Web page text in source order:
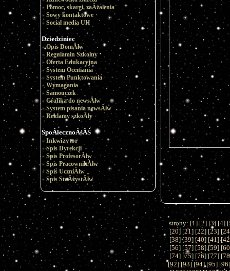
Pomoc, skargi, zaÂżalenia
Sowy kontaktowe
Social media UH
Dziedziniec
Opis DomĂłw
Regulamin Szkolny
Oferta Edukacyjna
System Oceniania
System Punktowania
Wymagania
Samouczek
Grafika do newsĂłw
System pisania newsĂłw
Reklamy szkoÂły
SpoÂłecznoÂśĂŚ
Inkwizytor
Spis Dyrekcji
Spis ProfesorĂłw
Spis PracownikĂłw
Spis UczniĂłw
Spis StaÂżystĂłw
strony: [1] [2] [3] [4] [
[20] [21] [22] [23] [24
[38] [39] [40] [41] [42
[56] [57] [58] [59] [60
[74] [75] [76] [77] [78
[92] [93] [94] [95] [96